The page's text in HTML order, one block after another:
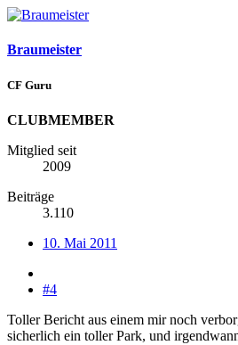
Braumeister
CF Guru
CLUBMEMBER
Mitglied seit
2009
Beiträge
3.110
10. Mai 2011
#4
Toller Bericht aus einem mir noch
sicherlich ein toller Park, und